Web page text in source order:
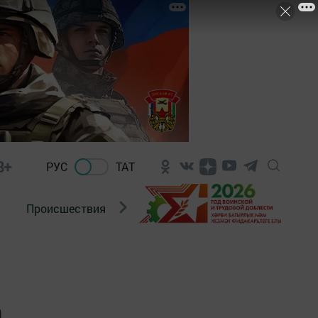
РУС ТАТ
Происшествия Новости Госавтоинспекции